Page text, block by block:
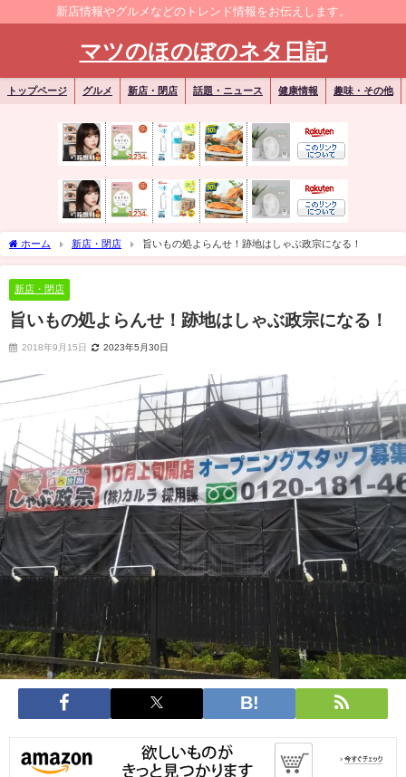
新店情報やグルメなどのトレンド情報をお伝えします。
マツのほのぼのネタ日記
トップページ グルメ 新店・閉店 話題・ニュース 健康情報 趣味・その他
ホーム 新店・閉店 旨いもの処よらんせ！跡地はしゃぶ政宗になる！
新店・閉店
旨いもの処よらんせ！跡地はしゃぶ政宗になる！
2018年9月15日 2023年5月30日